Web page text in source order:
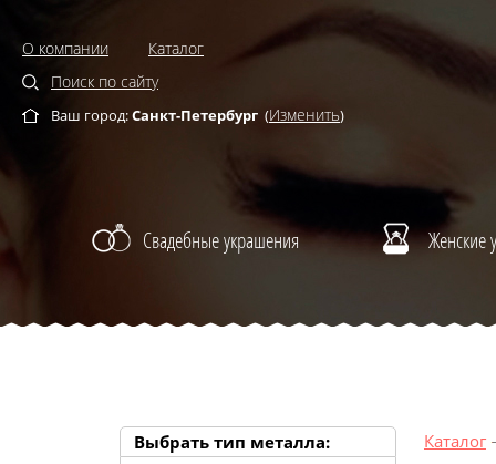
О компании
Каталог
Поиск по сайту
Ваш город:Санкт-Петербург (Изменить)
Свадебные украшения Женские
Выбрать тип металла:
Каталог